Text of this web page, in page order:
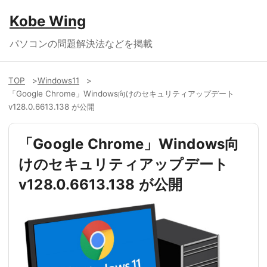
Kobe Wing
パソコンの問題解決法などを掲載
TOP
Windows11
「Google Chrome」Windows向けのセキュリティアップデート
v128.0.6613.138 が公開
「Google Chrome」Windows向
けのセキュリティアップデート
v128.0.6613.138 が公開